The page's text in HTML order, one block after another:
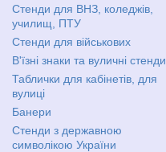
Стенди для ВНЗ, коледжів,
училищ, ПТУ
Стенди для військових
В'їзні знаки та вуличні стенди
Таблички для кабінетів, для
вулиці
Банери
Стенди з державною
символікою України